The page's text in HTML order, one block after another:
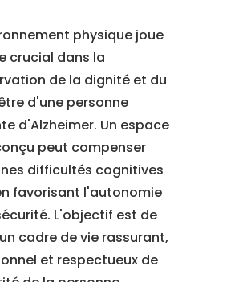
physique joue
crucial dans la
de la dignité et du
d'une personne
d'Alzheimer. Un espace
peut compenser
difficultés cognitives
favorisant l'autonomie
L'objectif est de
cadre de vie rassurant,
et respectueux de